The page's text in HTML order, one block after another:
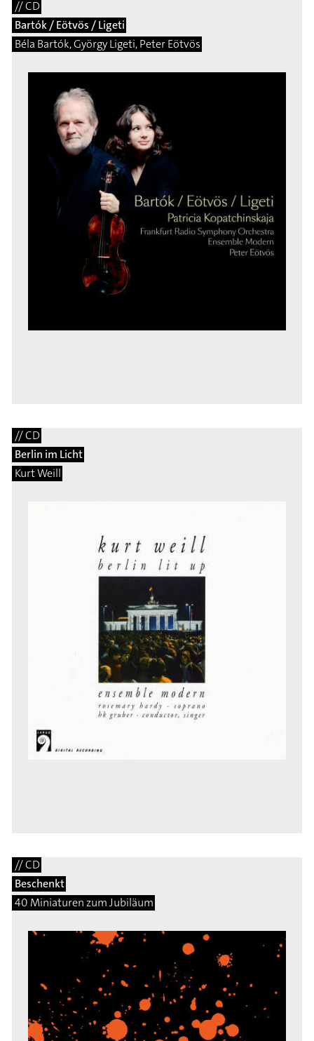
// CD
Bartók / Eötvös / Ligeti
Béla Bartók, György Ligeti, Peter Eötvös
// CD
Berlin im Licht
Kurt Weill
// CD
Beschenkt
40 Miniaturen zum Jubiläum